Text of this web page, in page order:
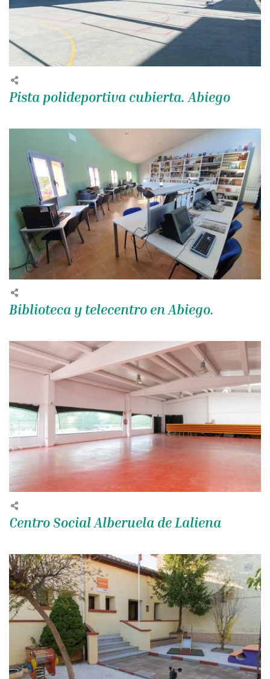
Pista polideportiva cubierta. Abiego
Biblioteca y telecentro en Abiego.
Centro Social Alberuela de Laliena